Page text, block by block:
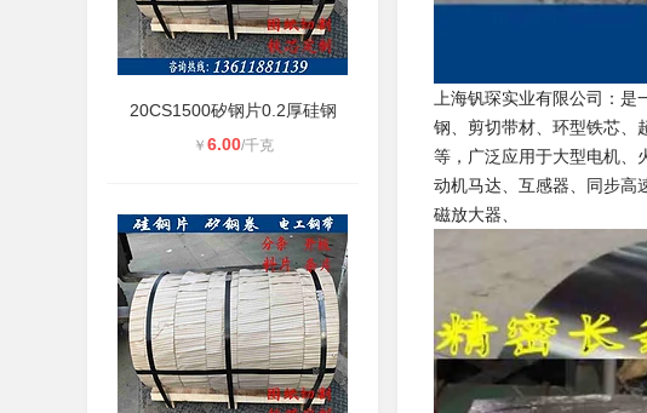
20CS1500矽钢片0.2厚硅钢
￥ 6.00/千克
上海钒琛实业有限公司：
钢、剪切带材、环型铁芯、
等，广泛应用于大型电机、
动机马达、互感器、同步高
磁放大器、